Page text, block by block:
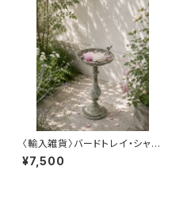
〈輸入雑貨〉バードトレイ・シャビ
ースタイル
¥7,500